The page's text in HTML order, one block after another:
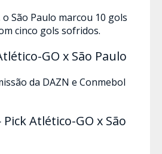
São Paulo marcou 10 gols
cinco gols sofridos.
GO x São Paulo
da DAZN e Conmebol
Atlético-GO x São